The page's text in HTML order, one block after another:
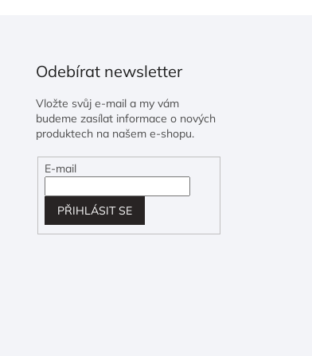
Odebírat newsletter
Vložte svůj e-mail a my vám
budeme zasílat informace o nových
produktech na našem e-shopu.
E-mail
PŘIHLÁSIT SE